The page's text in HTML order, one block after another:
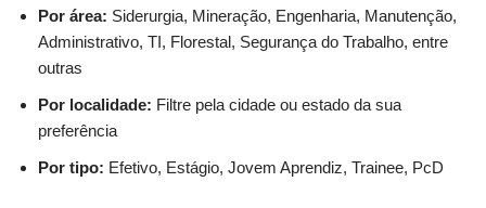
Por área: Siderurgia, Mineração, Engenharia, Manutenção,
Administrativo, TI, Florestal, Segurança do Trabalho, entre
outras
Por localidade: Filtre pela cidade ou estado da sua
preferência
Por tipo: Efetivo, Estágio, Jovem Aprendiz, Trainee, PcD